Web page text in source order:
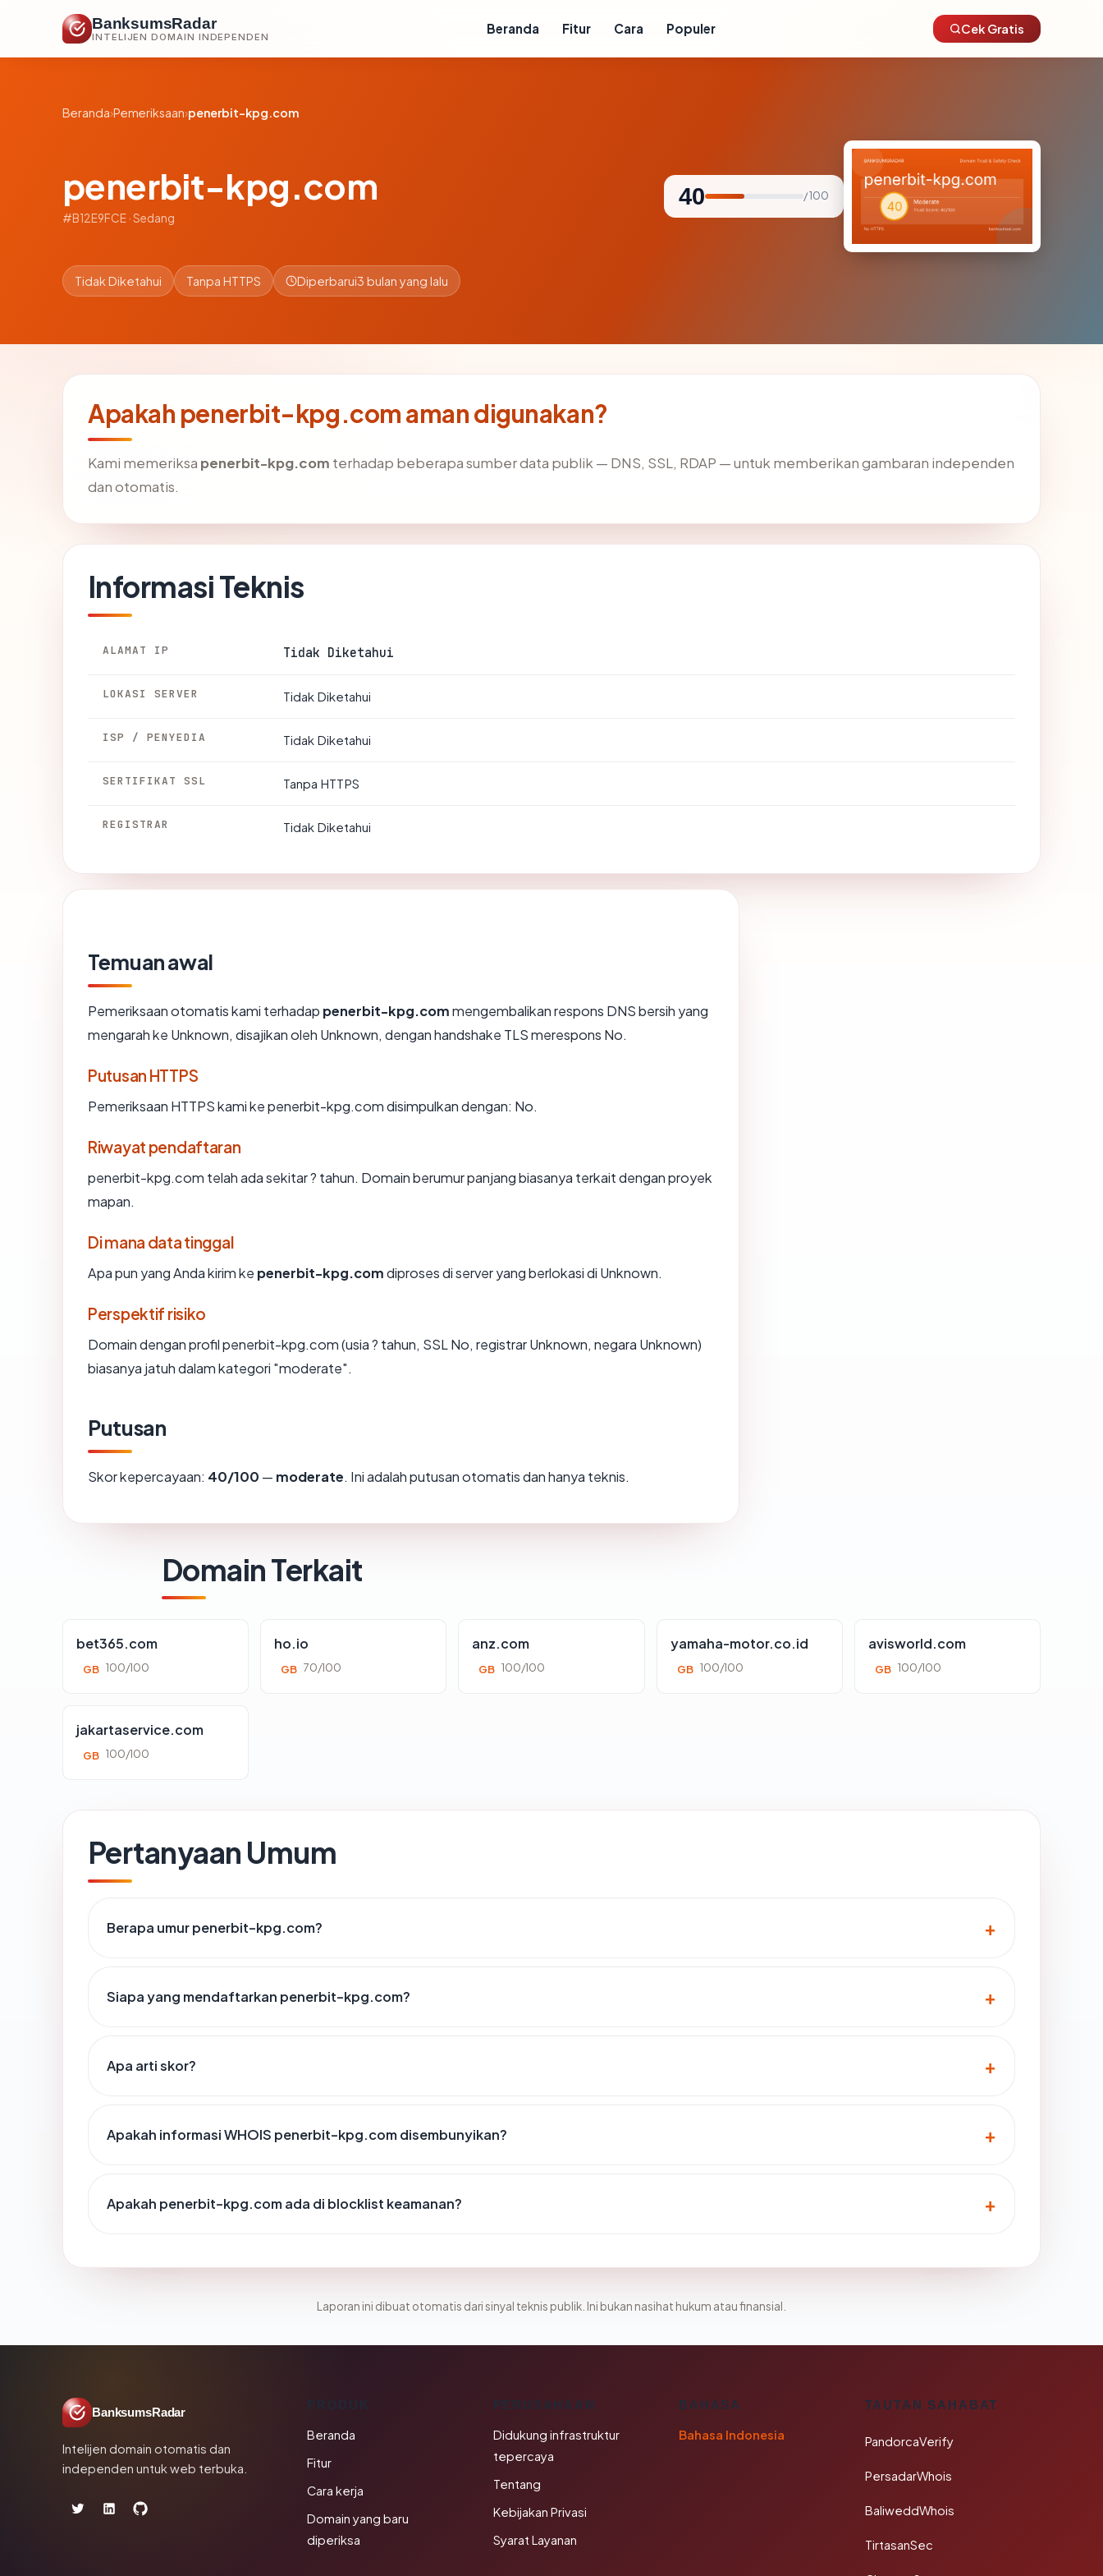
BanksumsRadar
INTELIJEN DOMAIN INDEPENDEN
Beranda Fitur Cara Populer Cek Gratis
Beranda›Pemeriksaan›penerbit-kpg.com
penerbit-kpg.com
#B12E9FCE · Sedang
40 / 100
Tidak Diketahui Tanpa HTTPS Diperbarui3 bulan yang lalu
Apakah penerbit-kpg.com aman digunakan?
Kami memeriksa penerbit-kpg.com terhadap beberapa sumber data publik — DNS, SSL, RDAP — untuk memberikan gambaran independen
dan otomatis.
Informasi Teknis
ALAMAT IP Tidak Diketahui
LOKASI SERVER Tidak Diketahui
ISP / PENYEDIA Tidak Diketahui
SERTIFIKAT SSL Tanpa HTTPS
REGISTRAR Tidak Diketahui
Temuan awal
Pemeriksaan otomatis kami terhadap penerbit-kpg.commengembalikan respons DNS bersih yang
mengarah ke Unknown, disajikan oleh Unknown, dengan handshake TLS merespons No.
Putusan HTTPS
Pemeriksaan HTTPS kami ke penerbit-kpg.com disimpulkan dengan: No.
Riwayat pendaftaran
penerbit-kpg.com telah ada sekitar ? tahun. Domain berumur panjang biasanya terkait dengan proyek
mapan.
Di mana data tinggal
Apa pun yang Anda kirim ke penerbit-kpg.comdiproses di server yang berlokasi di Unknown.
Perspektif risiko
Domain dengan profil penerbit-kpg.com (usia ? tahun, SSL No, registrar Unknown, negara Unknown)
biasanya jatuh dalam kategori "moderate".
Putusan
Skor kepercayaan: 40/100 — moderate. Ini adalah putusan otomatis dan hanya teknis.
Domain Terkait
bet365.com
GB 100/100
ho.io
GB 70/100
anz.com
GB 100/100
yamaha-motor.co.id
GB 100/100
avisworld.com
GB 100/100
jakartaservice.com
GB 100/100
Pertanyaan Umum
Berapa umur penerbit-kpg.com?
Siapa yang mendaftarkan penerbit-kpg.com?
Apa arti skor?
Apakah informasi WHOIS penerbit-kpg.com disembunyikan?
Apakah penerbit-kpg.com ada di blocklist keamanan?
Laporan ini dibuat otomatis dari sinyal teknis publik. Ini bukan nasihat hukum atau finansial.
BanksumsRadar
Intelijen domain otomatis dan
independen untuk web terbuka.
Beranda
Fitur
Cara kerja
Domain yang baru
diperiksa
PERUSAHAAN
Didukung infrastruktur
tepercaya
Tentang
Kebijakan Privasi
Syarat Layanan
BAHASA
Bahasa Indonesia
TAUTAN SAHABAT
PandorcaVerify
PersadarWhois
BaliweddWhois
TirtasanSec